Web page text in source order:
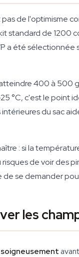
de l'optimisme
standard de 1200
a été
400 à 500
°C, c'est le point
du sac
: si la
de voir des
se demander
les